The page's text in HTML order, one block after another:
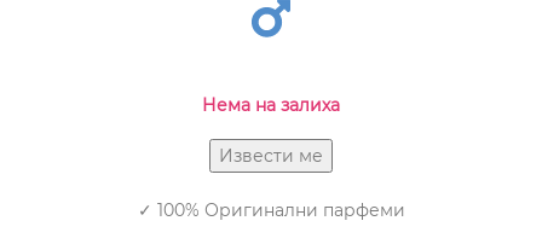
Нема на залиха
✓ 100% Оригинални парфеми